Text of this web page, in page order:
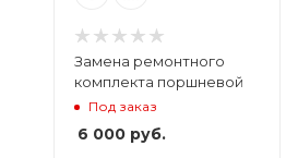
Замена ремонтного
комплекта поршневой
Под заказ
6 000руб.